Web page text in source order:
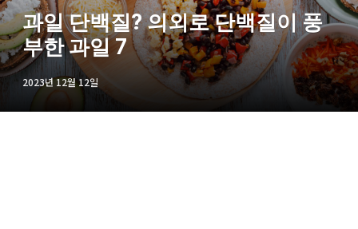
과일 단백질? 의외로 단백질이 풍
부한 과일 7
2023년 12월 12일